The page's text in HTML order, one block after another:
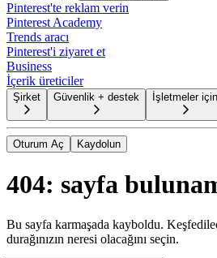
Pinterest'te reklam verin
Pinterest Academy
Trends aracı
Pinterest'i ziyaret et
Business
İçerik üreticiler
Şirket Güvenlik + destek İşletmeler için
Oturum Aç Kaydolun
404: sayfa
Bu sayfa karmaşada kayboldu.
durağınızın neresi olacağını seçin.